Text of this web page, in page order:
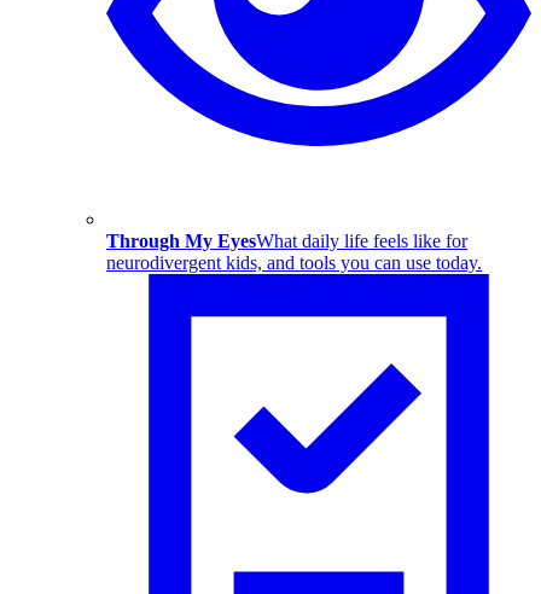
Through My EyesWhat daily life feels like for
neurodivergent kids, and tools you can use today.